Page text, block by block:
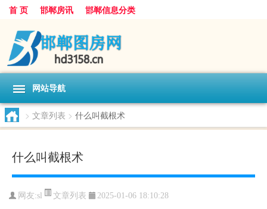
首 页 邯郸房讯 邯郸信息分类
网站导航
> 文章列表 > 什么叫截根术
什么叫截根术
网友:sl 文章列表 2025-01-06 18:10:28